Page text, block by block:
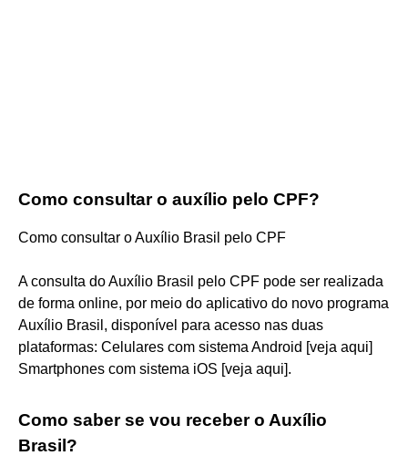
Como consultar o auxílio pelo CPF?
Como consultar o Auxílio Brasil pelo CPF
A consulta do Auxílio Brasil pelo CPF pode ser realizada
de forma online, por meio do aplicativo do novo programa
Auxílio Brasil, disponível para acesso nas duas
plataformas: Celulares com sistema Android [veja aqui]
Smartphones com sistema iOS [veja aqui].
Como saber se vou receber o Auxílio
Brasil?